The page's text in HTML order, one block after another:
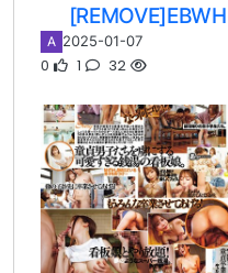
A 2025-01-07
0 1 32